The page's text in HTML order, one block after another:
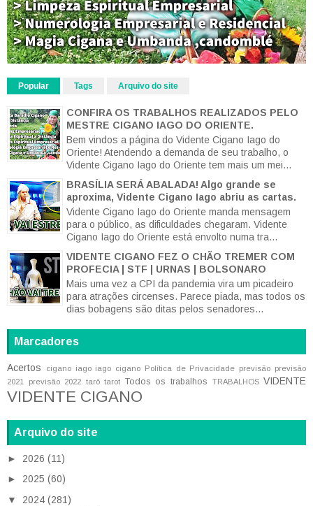
Popular Tags Arquivo do site
CONFIRA OS TRABALHOS REALIZADOS PELO
MESTRE CIGANO IAGO DO ORIENTE.
Bem vindos a página do Vidente Cigano Iago do
Oriente! Atendendo a demanda de seu trabalho, o
Vidente Cigano Iago do Oriente tem mais um mei...
BRASÍLIA SERÁ ABALADA! Algo grande se
aproxima, Vidente Cigano Iago abriu as cartas.
Vidente Cigano Iago do Oriente manda mensagem
para o público, as dificuldades chegaram. Vidente
Cigano Iago do Oriente está envolto numa tra...
VIDENTE CIGANO FEZ O CHÃO TREMER COM
PROFECIA | STF | URNAS | BOLSONARO
Mais uma vez a CPI da pandemia vira um picadeiro
para atrações circenses. Parece piada, mas todos os
dias bobagens são ditas pelos senadores...
Marcadores
Acertos cigano iago iago cigano Política de Privacidade previsão previsão
2021
previsão 2022 tarô tarot Todos os trabalhos TRABALHOS VIDENTE
VIDENTE CIGANO
Arquivo do site
► 2026 (11)
► 2025 (60)
▼ 2024 (281)